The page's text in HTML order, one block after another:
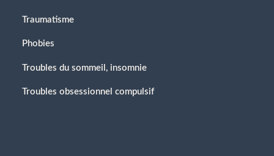
Traumatisme
Phobies
Troubles du sommeil, insomnie
Troubles obsessionnel compulsif